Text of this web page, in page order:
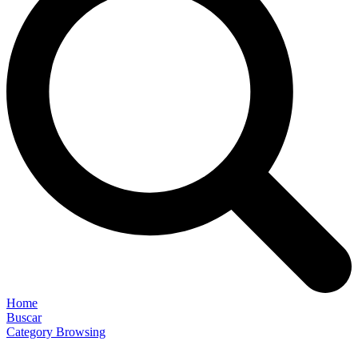
Home
Buscar
Category Browsing